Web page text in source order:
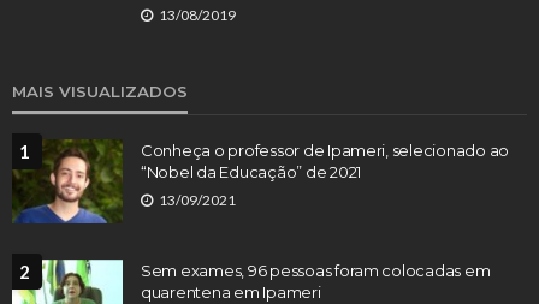
13/08/2019
MAIS VISUALIZADOS
1
Conheça o professor de Ipameri, selecionado ao
“Nobel da Educação” de 2021
13/09/2021
2
Sem exames, 96 pessoas foram colocadas em
quarentena em Ipameri